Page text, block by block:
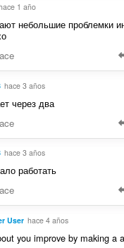
1 año
небольшие проблемки
hace 3 años
через два
hace 3 años
работать
User hace 4 años
you improve by making a